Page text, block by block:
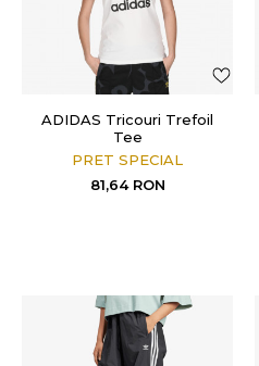
ADIDAS Tricouri Trefoil
Tee
PRET SPECIAL
81,64 RON